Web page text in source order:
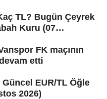
TL? Bugün Çeyrek
Kuru (07
FK maçının
etti
EUR/TL Öğle
2026)